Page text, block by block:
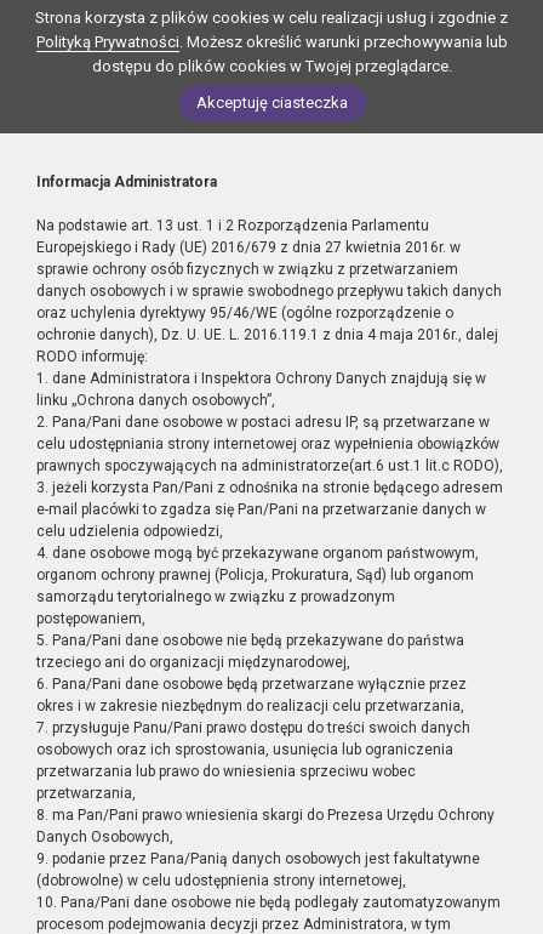
Strona korzysta z plików cookies w celu realizacji usług i zgodnie z
Polityką Prywatności. Możesz określić warunki przechowywania lub
dostępu do plików cookies w Twojej przeglądarce.
Akceptuję ciasteczka
Informacja Administratora
Na podstawie art. 13 ust. 1 i 2 Rozporządzenia Parlamentu
Europejskiego i Rady (UE) 2016/679 z dnia 27 kwietnia 2016r. w
sprawie ochrony osób fizycznych w związku z przetwarzaniem
danych osobowych i w sprawie swobodnego przepływu takich danych
oraz uchylenia dyrektywy 95/46/WE (ogólne rozporządzenie o
ochronie danych), Dz. U. UE. L. 2016.119.1 z dnia 4 maja 2016r., dalej
RODO informuję:
1. dane Administratora i Inspektora Ochrony Danych znajdują się w
linku „Ochrona danych osobowych”,
2. Pana/Pani dane osobowe w postaci adresu IP, są przetwarzane w
celu udostępniania strony internetowej oraz wypełnienia obowiązków
prawnych spoczywających na administratorze(art.6 ust.1 lit.c RODO),
3. jeżeli korzysta Pan/Pani z odnośnika na stronie będącego adresem
e-mail placówki to zgadza się Pan/Pani na przetwarzanie danych w
celu udzielenia odpowiedzi,
4. dane osobowe mogą być przekazywane organom państwowym,
organom ochrony prawnej (Policja, Prokuratura, Sąd) lub organom
samorządu terytorialnego w związku z prowadzonym
postępowaniem,
5. Pana/Pani dane osobowe nie będą przekazywane do państwa
trzeciego ani do organizacji międzynarodowej,
6. Pana/Pani dane osobowe będą przetwarzane wyłącznie przez
okres i w zakresie niezbędnym do realizacji celu przetwarzania,
7. przysługuje Panu/Pani prawo dostępu do treści swoich danych
osobowych oraz ich sprostowania, usunięcia lub ograniczenia
przetwarzania lub prawo do wniesienia sprzeciwu wobec
przetwarzania,
8. ma Pan/Pani prawo wniesienia skargi do Prezesa Urzędu Ochrony
Danych Osobowych,
9. podanie przez Pana/Panią danych osobowych jest fakultatywne
(dobrowolne) w celu udostępnienia strony internetowej,
10. Pana/Pani dane osobowe nie będą podlegały zautomatyzowanym
procesom podejmowania decyzji przez Administratora, w tym